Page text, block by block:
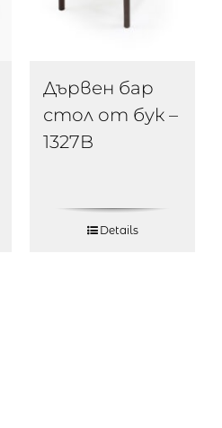
Дървен бар
стол от бук –
1327B
Details